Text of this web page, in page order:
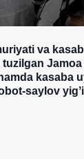
va
tuzilgan
kasaba
saylov